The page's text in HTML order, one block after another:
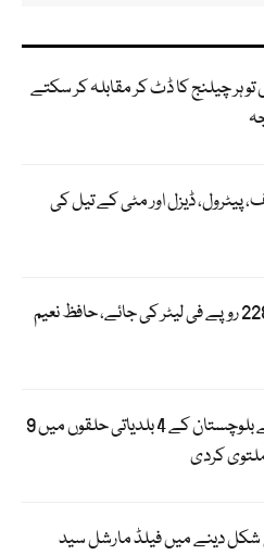
ہر چیلنج کا ڈٹ کر مقابلہ کر سکتے
پیٹرول، ڈیزل اور مٹی کے تیل کی
پیٹرول کی قیمت 228 روپے فی لیٹر کی جائے، حافظ نعیم
الیکشن کمیشن نے بلوچستان کے 4 بلدیاتی حلقوں میں 9
کردی
دینے میں فیلڈ مارشل سید